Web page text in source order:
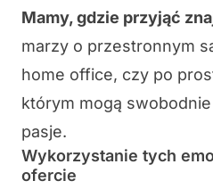
Mamy, gdzie przyjąć
marzy o przestronnym
home office, czy po
którym mogą
pasje.
Wykorzystanie tych
ofercie